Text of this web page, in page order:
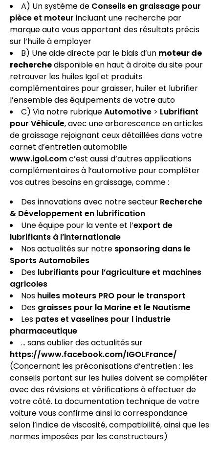
A) Un système de Conseils en graissage pour
pièce et moteur incluant une recherche par
marque auto vous apportant des résultats précis
sur l’huile à employer
B) Une aide directe par le biais d’un moteur de
recherchedisponible en haut à droite du site pour
retrouver les huiles Igol et produits
complémentaires pour graisser, huiler et lubrifier
l’ensemble des équipements de votre auto
C) Via notre rubriqueAutomotive > Lubrifiant
pour Véhicule, avec une arborescence en articles
de graissage rejoignant ceux détaillées dans votre
carnet d’entretien automobile
www.igol.comc’est aussi d’autres applications
complémentaires à l’automotive pour compléter
vos autres besoins en graissage, comme :
Des innovations avec notre secteur Recherche
& Développement en lubrification
Une équipe pour la vente et l’export de
lubrifiants à l’internationale
Nos actualités sur notre sponsoring dans le
Sports Automobiles
Des lubrifiants pour l’agriculture et machines
agricoles
Nos huiles moteurs PRO pour le transport
Des graisses pour la Marine et le Nautisme
Les pates et vaselines pour l industrie
pharmaceutique
… sans oublier des actualités sur
https://www.facebook.com/IGOLFrance/
(Concernant les préconisations d’entretien : les
conseils portant sur les huiles doivent se compléter
avec des révisions et vérifications à effectuer de
votre côté. La documentation technique de votre
voiture vous confirme ainsi la correspondance
selon l’indice de viscosité, compatibilité, ainsi que les
normes imposées par les constructeurs)